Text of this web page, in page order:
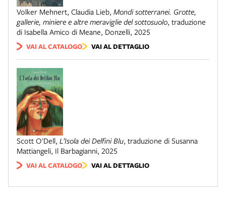
Volker Mehnert, Claudia Lieb, Mondi sotterranei. Grotte,
gallerie, miniere e altre meraviglie del sottosuolo, traduzione
di Isabella Amico di Meane, Donzelli, 2025
VAI AL CATALOGO VAI AL DETTAGLIO
Scott O'Dell, L’Isola dei Delfini Blu, traduzione di Susanna
Mattiangeli, Il Barbagianni, 2025
VAI AL CATALOGO VAI AL DETTAGLIO